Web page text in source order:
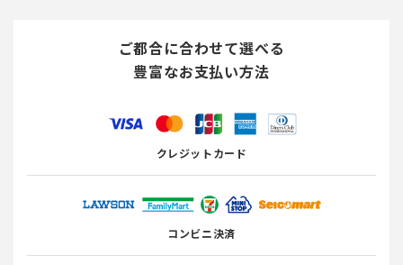
ご都合に合わせて選べる
豊富なお支払い方法
クレジットカード
コンビニ決済